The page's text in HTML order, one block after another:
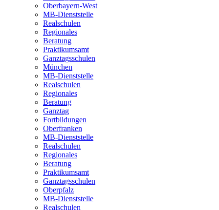
Oberbayern-West
MB-Dienststelle
Realschulen
Regionales
Beratung
Praktikumsamt
Ganztagsschulen
München
MB-Dienststelle
Realschulen
Regionales
Beratung
Ganztag
Fortbildungen
Oberfranken
MB-Dienststelle
Realschulen
Regionales
Beratung
Praktikumsamt
Ganztagsschulen
Oberpfalz
MB-Dienststelle
Realschulen